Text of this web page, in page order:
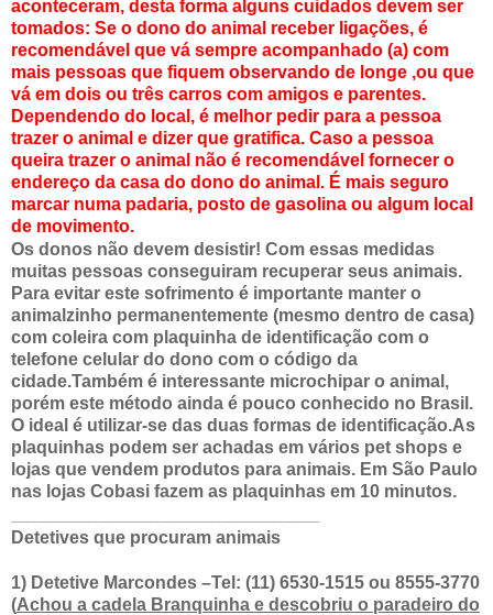
aconteceram, desta forma alguns cuidados devem ser
tomados: Se o dono do animal receber ligações, é
recomendável que vá sempre acompanhado (a) com
mais pessoas que fiquem observando de longe ,ou que
vá em dois ou três carros com amigos e parentes.
Dependendo do local, é melhor pedir para a pessoa
trazer o animal e dizer que gratifica. Caso a pessoa
queira trazer o animal não é recomendável fornecer o
endereço da casa do dono do animal. É mais seguro
marcar numa padaria, posto de gasolina ou algum local
de movimento.
Os donos não devem desistir! Com essas medidas
muitas pessoas conseguiram recuperar seus animais.
Para evitar este sofrimento é importante manter o
animalzinho permanentemente (mesmo dentro de casa)
com coleira com plaquinha de identificação com o
telefone celular do dono com o código da
cidade.Também é interessante microchipar o animal,
porém este método ainda é pouco conhecido no Brasil.
O ideal é utilizar-se das duas formas de identificação.As
plaquinhas podem ser achadas em vários pet shops e
lojas que vendem produtos para animais. Em São Paulo
nas lojas Cobasi fazem as plaquinhas em 10 minutos.
Detetives que procuram animais
1) Detetive Marcondes –Tel: (11) 6530-1515 ou 8555-3770
(Achou a cadela Branquinha e descobriu o paradeiro do